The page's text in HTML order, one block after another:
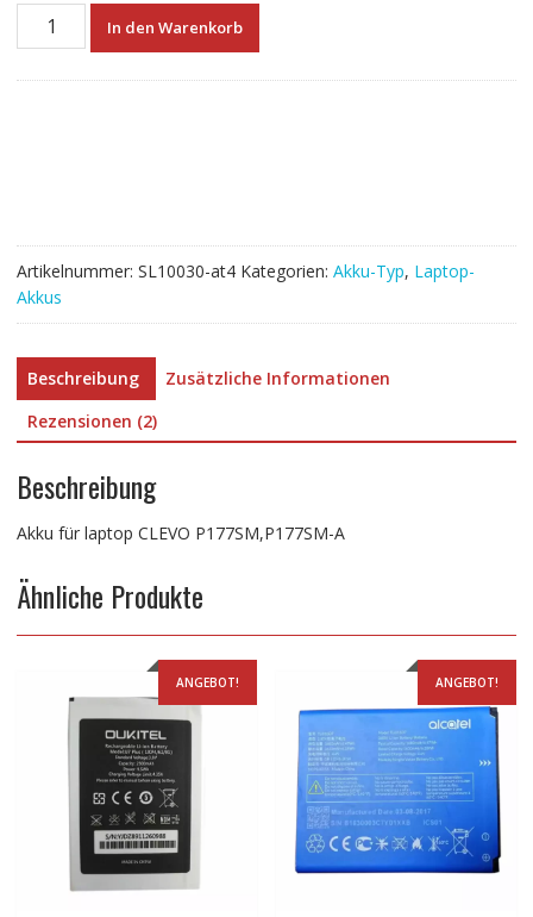
Neuer
In den Warenkorb
Artikelnummer: SL10030-at4 Kategorien: Akku-Typ, Laptop-
Akkus
Beschreibung
Zusätzliche Informationen
Rezensionen (2)
Beschreibung
Akku für laptop CLEVO P177SM,P177SM-A
Ähnliche Produkte
ANGEBOT! ANGEBOT!